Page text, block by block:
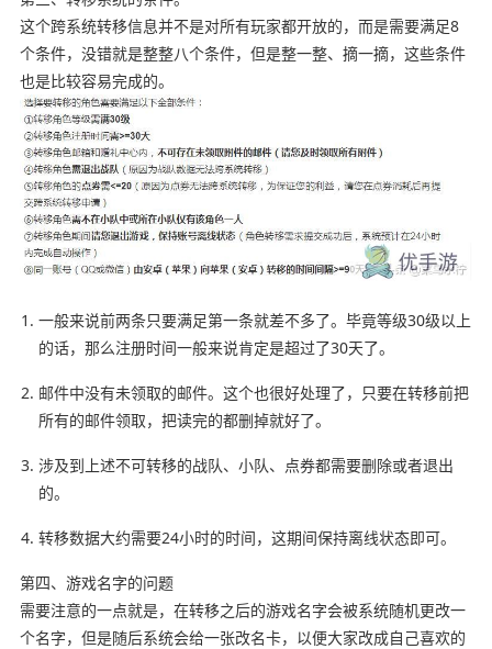
这个跨系统转移信息并不是对所有玩家都开放的，而是需要满足8
个条件，没错就是整整八个条件， 但是整一整、摘一摘，这些条件
也是比较容易完成的。
一般来说前两条只要满足第一条就差不多了。毕竟等级30级以上
的话，那么注册时间一般来说肯定是超过了30天了。
邮件中没有未领取的邮件。这个也很好处理了，只要在转移前把
所有的邮件领取，把读完的都删掉就好了。
涉及到上述不可转移的战队、小队、点券都需要删除或者退出
的。
转移数据大约需要24小时的时间，这期间保持离线状态即可。
第四、游戏名字的问题
需要注意的一点就是， 在转移之后的游戏名字会被系统随机更改一
个名字，但是随后系统会给一张改名卡，以便大家改成自己喜欢的